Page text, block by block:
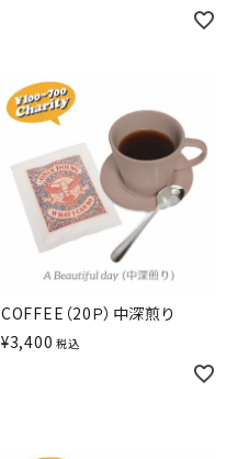
COFFEE（20Ｐ）中深煎り
¥3,400 税込